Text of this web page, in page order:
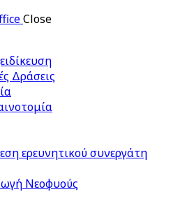
Close
Δράσεις
ερευνητικού συνεργάτη
Νεοφυούς